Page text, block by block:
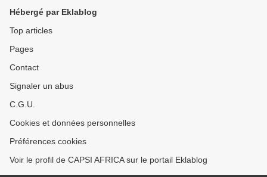
Hébergé par Eklablog
Top articles
Pages
Contact
Signaler un abus
C.G.U.
Cookies et données personnelles
Préférences cookies
Voir le profil de CAPSI AFRICA sur le portail Eklablog